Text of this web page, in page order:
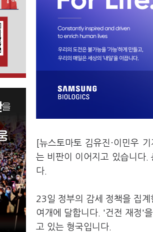
[뉴스토마토 김유진·이민우
는 비판이 이어지고 있습니다.
다.
23일 정부의 감세 정책을 집
여개에 달합니다. '건전 재정'
고 있는 형국입니다.